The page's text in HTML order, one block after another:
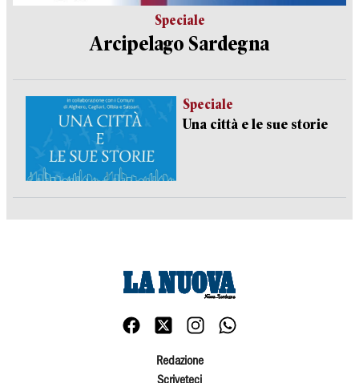
Speciale
Arcipelago Sardegna
Speciale
Una città e le sue storie
Redazione
Scriveteci